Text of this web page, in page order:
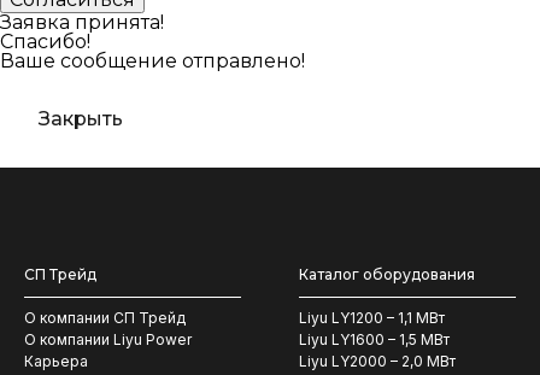
Заявка принята!
Спасибо!
Ваше сообщение отправлено!
Закрыть
СП Трейд
О компании СП Трейд
О компании Liyu Power
Карьера
Каталог оборудования
Liyu LY1200 – 1,1 МВт
Liyu LY1600 – 1,5 МВт
Liyu LY2000 – 2,0 МВт